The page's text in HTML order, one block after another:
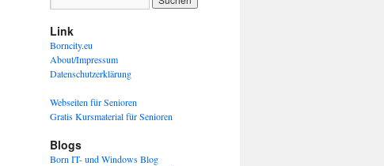
Link
Borncity.eu
About/Impressum
Datenschutzerklärung
Webseiten für Senioren
Gratis Kursmaterial für Senioren
Blogs
Born IT- und Windows Blog